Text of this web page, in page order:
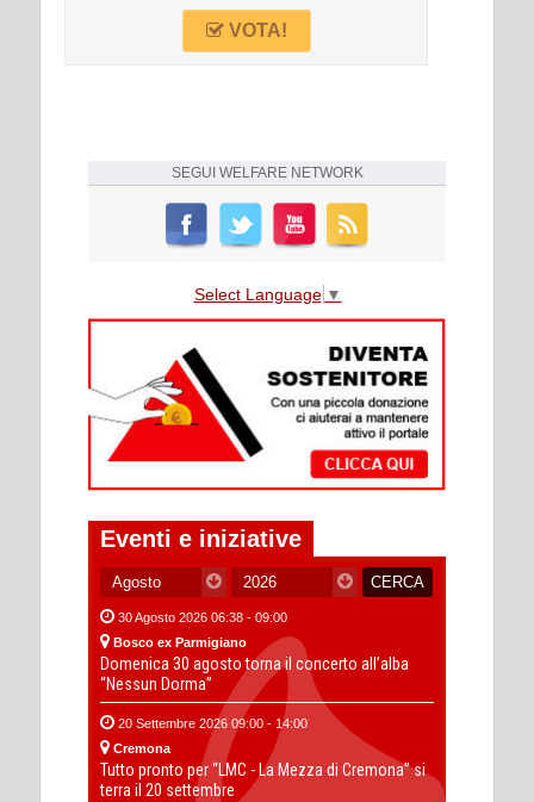
VOTA!
SEGUI WELFARE NETWORK
Select Language ▼
Eventi e iniziative
30 Agosto 2026 06:38 - 09:00
Bosco ex Parmigiano
Domenica 30 agosto torna il concerto all’alba
“Nessun Dorma”
20 Settembre 2026 09:00 - 14:00
Cremona
Tutto pronto per “LMC - La Mezza di Cremona” si
terra il 20 settembre